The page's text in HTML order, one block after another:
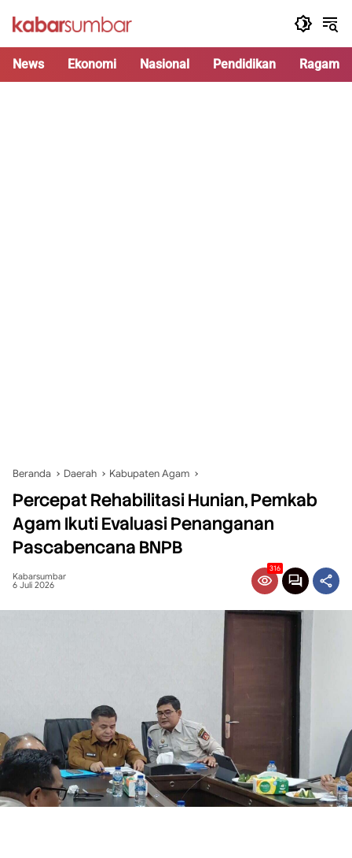
News Ekonomi Nasional Pendidikan Ragam
Beranda Daerah Kabupaten Agam
Percepat Rehabilitasi Hunian, Pemkab
Agam Ikuti Evaluasi Penanganan
Pascabencana BNPB
Kabarsumbar
6 Juli 2026
316